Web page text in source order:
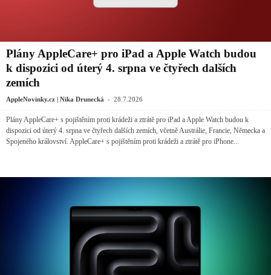
Plány AppleCare+ pro iPad a Apple Watch budou
k dispozici od úterý 4. srpna ve čtyřech dalších
zemích
AppleNovinky.cz | Nika Drunecká - 28.7.2026
Plány AppleCare+ s pojištěním proti krádeži a ztrátě pro iPad a Apple Watch budou k
dispozici od úterý 4. srpna ve čtyřech dalších zemích, včetně Austrálie, Francie, Německa a
Spojeného království. AppleCare+ s pojištěním proti krádeži a ztrátě pro iPhone...